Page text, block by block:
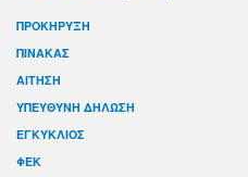
ΠΡΟΚΗΡΥΞΗ
ΠΙΝΑΚΑΣ
ΑΙΤΗΣΗ
ΥΠΕΥΘΥΝΗ ΔΗΛΩΣΗ
ΕΓΚΥΚΛΙΟΣ
ΦΕΚ